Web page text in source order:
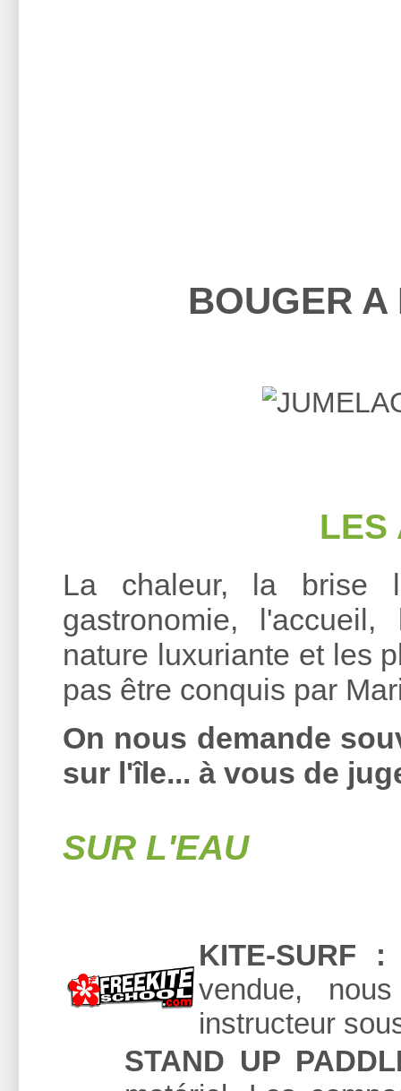
BOUGER
LES
La chaleur, la brise
gastronomie,
nature luxuriante et les
pas être conquis par
On nous demande
sur l'île... à vous de
SUR L'EAU
KITE-SURF :
vendue,
instructeur
STAND UP